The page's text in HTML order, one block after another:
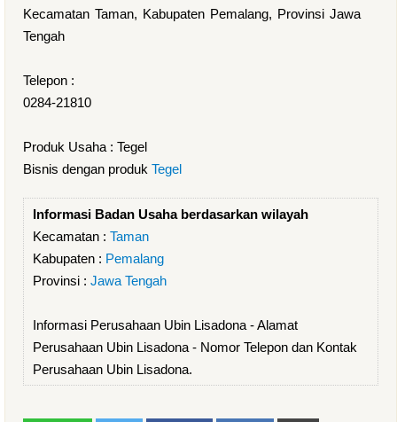
Kecamatan Taman, Kabupaten Pemalang, Provinsi Jawa
Tengah
Telepon :
0284-21810
Produk Usaha : Tegel
Bisnis dengan produk Tegel
Informasi Badan Usaha berdasarkan wilayah
Kecamatan : Taman
Kabupaten : Pemalang
Provinsi : Jawa Tengah
Informasi Perusahaan Ubin Lisadona - Alamat
Perusahaan Ubin Lisadona - Nomor Telepon dan Kontak
Perusahaan Ubin Lisadona.